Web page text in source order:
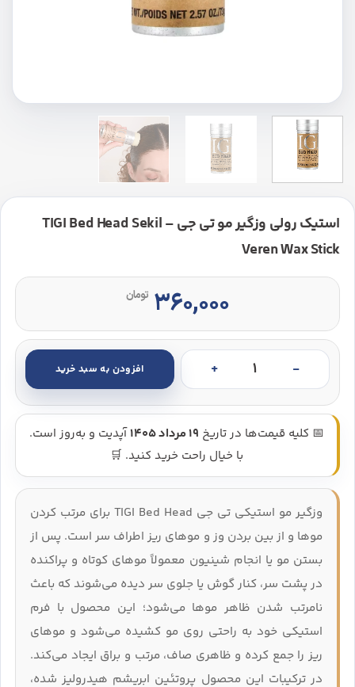
استیک رولی وزگیر مو تی جی – TIGI Bed Head Sekil
Veren Wax Stick
۳۶۰,۰۰۰ تومان
وزگیر مو استیکی تی جی TIGI Bed Head برای مرتب کردن
موها و از بین بردن وز و موهای ریز اطراف سر است. پس از
بستن مو یا انجام شینیون معمولاً موهای کوتاه و پراکنده
در پشت سر، کنار گوش یا جلوی سر دیده می‌شوند که باعث
نامرتب شدن ظاهر موها می‌شود؛ این محصول با فرم
استیکی خود به راحتی روی مو کشیده می‌شود و موهای
ریز را جمع کرده و ظاهری صاف، مرتب و براق ایجاد می‌کند.
در ترکیبات این محصول پروتئین ابریشم هیدرولیز شده،
📅 کلیه قیمت‌ها در تاریخ 19 مرداد 1405
آپدیت و به‌روز است.
با خیال راحت خرید کنید. 🛒
استیک رولی وزگیر مو تی جی - TIGI Bed Head Sekil Veren Wax Stick عددافزودن به سبد خرید